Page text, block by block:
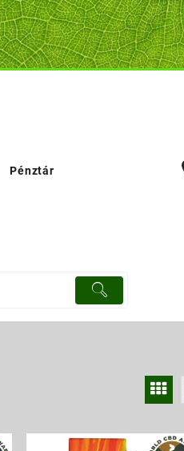
Pénztár